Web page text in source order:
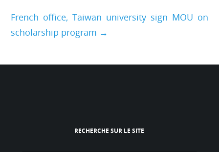
French office, Taiwan university sign MOU on
scholarship program →
RECHERCHE SUR LE SITE